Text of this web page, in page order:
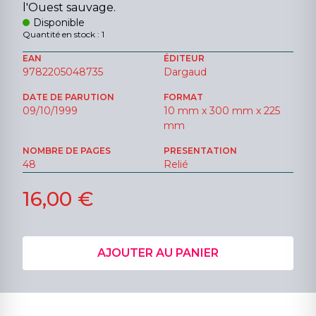
l'Ouest sauvage.
Disponible
Quantité en stock : 1
EAN
9782205048735
ÉDITEUR
Dargaud
DATE DE PARUTION
09/10/1999
FORMAT
10 mm x 300 mm x 225
mm
NOMBRE DE PAGES
48
PRESENTATION
Relié
16,00 €
AJOUTER AU PANIER